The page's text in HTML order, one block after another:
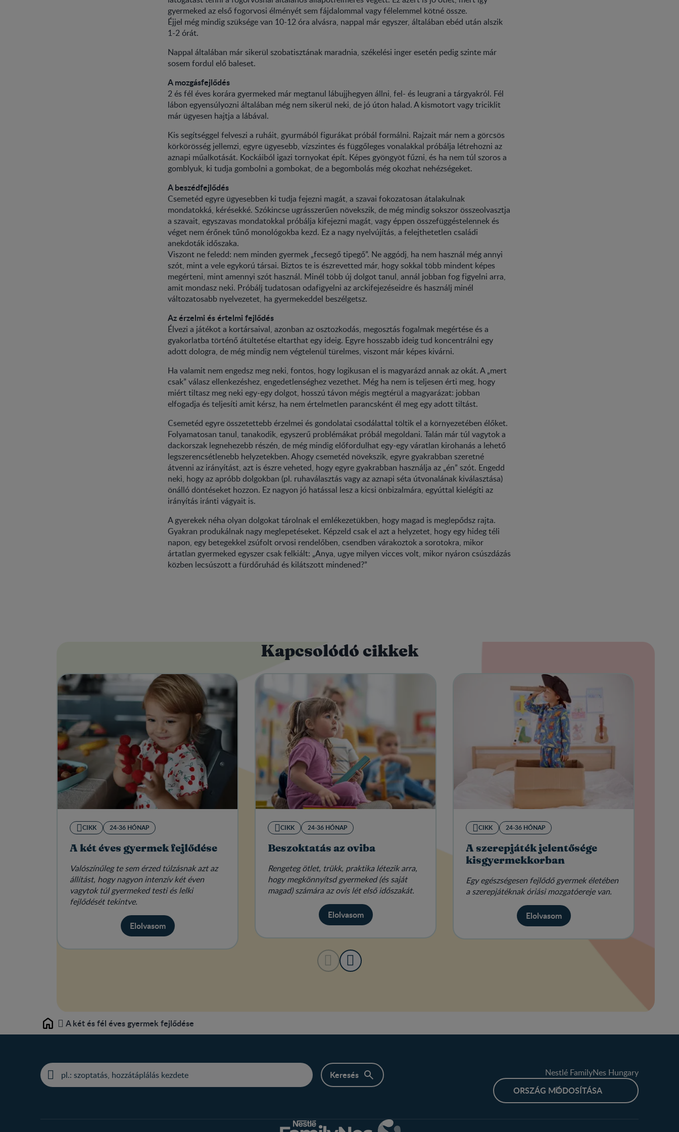
gyermeked az első fogorvosi élményét sem fájdalommal vagy félelemmel kötné össze.
Éjjel még mindig szüksége van 10-12 óra alvásra, nappal már egyszer, általában ebéd után alszik
1-2 órát.
Nappal általában már sikerül szobatisztának maradnia, székelési inger esetén pedig szinte már
sosem fordul elő baleset.
A mozgásfejlődés
2 és fél éves korára gyermeked már megtanul lábujjhegyen állni, fel- és leugrani a tárgyakról. Fél
lábon egyensúlyozni általában még nem sikerül neki, de jó úton halad. A kismotort vagy triciklit
már ügyesen hajtja a lábával.
Kis segítséggel felveszi a ruháit, gyurmából figurákat próbál formálni. Rajzait már nem a görcsös
körkörösség jellemzi, egyre ügyesebb, vízszintes és függőleges vonalakkal próbálja létrehozni az
aznapi műalkotását. Kockáiból igazi tornyokat épít. Képes gyöngyöt fűzni, és ha nem túl szoros a
gomblyuk, ki tudja gombolni a gombokat, de a begombolás még okozhat nehézségeket.
A beszédfejlődés
Csemetéd egyre ügyesebben ki tudja fejezni magát, a szavai fokozatosan átalakulnak
mondatokká, kérésekké. Szókincse ugrásszerűen növekszik, de még mindig sokszor összeolvasztja
a szavait, egyszavas mondatokkal próbálja kifejezni magát, vagy éppen összefüggéstelennek és
véget nem érőnek tűnő monológokba kezd. Ez a nagy nyelvújítás, a felejthetetlen családi
anekdoták időszaka.
Viszont ne feledd: nem minden gyermek „fecsegő tipegő”. Ne aggódj, ha nem használ még annyi
szót, mint a vele egykorú társai. Biztos te is észrevetted már, hogy sokkal több mindent képes
megérteni, mint amennyi szót használ. Minél több új dolgot tanul, annál jobban fog figyelni arra,
amit mondasz neki. Próbálj tudatosan odafigyelni az arckifejezéseidre és használj minél
változatosabb nyelvezetet, ha gyermekeddel beszélgetsz.
Az érzelmi és értelmi fejlődés
Élvezi a játékot a kortársaival, azonban az osztozkodás, megosztás fogalmak megértése és a
gyakorlatba történő átültetése eltarthat egy ideig. Egyre hosszabb ideig tud koncentrálni egy
adott dologra, de még mindig nem végtelenül türelmes, viszont már képes kivárni.
Ha valamit nem engedsz meg neki, fontos, hogy logikusan el is magyarázd annak az okát. A „mert
csak” válasz ellenkezéshez, engedetlenséghez vezethet. Még ha nem is teljesen érti meg, hogy
miért tiltasz meg neki egy-egy dolgot, hosszú távon mégis megtérül a magyarázat: jobban
elfogadja és teljesíti amit kérsz, ha nem értelmetlen parancsként él meg egy adott tiltást.
Csemetéd egyre összetettebb érzelmei és gondolatai csodálattal töltik el a környezetében élőket.
Folyamatosan tanul, tanakodik, egyszerű problémákat próbál megoldani. Talán már túl vagytok a
dackorszak legnehezebb részén, de még mindig előfordulhat egy-egy váratlan kirohanás a lehető
legszerencsétlenebb helyzetekben. Ahogy csemetéd növekszik, egyre gyakrabban szeretné
átvenni az irányítást, azt is észre veheted, hogy egyre gyakrabban használja az „én” szót. Engedd
neki, hogy az apróbb dolgokban (pl. ruhaválasztás vagy az aznapi séta útvonalának kiválasztása)
önálló döntéseket hozzon. Ez nagyon jó hatással lesz a kicsi önbizalmára, egyúttal kielégíti az
irányítás iránti vágyait is.
A gyerekek néha olyan dolgokat tárolnak el emlékezetükben, hogy magad is meglepődsz rajta.
Gyakran produkálnak nagy meglepetéseket. Képzeld csak el azt a helyzetet, hogy egy hideg téli
napon, egy betegekkel zsúfolt orvosi rendelőben, csendben várakoztok a sorotokra, mikor
ártatlan gyermeked egyszer csak felkiált: „Anya, ugye milyen vicces volt, mikor nyáron csúszdázás
közben lecsúszott a fürdőruhád és kilátszott mindened?”
Kapcsolódó cikkek
CIKK 24-36 HÓNAP
A két éves gyermek fejlődése
Valószínűleg te sem érzed túlzásnak azt az
állítást, hogy nagyon intenzív két éven
vagytok túl gyermeked testi és lelki
fejlődését tekintve.
Elolvasom
CIKK 24-36 HÓNAP
Beszoktatás az oviba
Rengeteg ötlet, trükk, praktika létezik arra,
hogy megkönnyítsd gyermeked (és saját
magad) számára az ovis lét első időszakát.
Elolvasom
CIKK 24-36 HÓNAP
A szerepjáték jelentősége
kisgyermekkorban
Egy egészségesen fejlődő gyermek életében
a szerepjátéknak óriási mozgatóereje van.
Elolvasom
Home A két és fél éves gyermek fejlődése
Nestlé FamilyNes Hungary
ORSZÁG MÓDOSÍTÁSA